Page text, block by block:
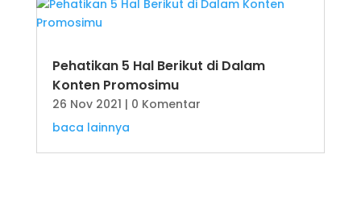
Pehatikan 5 Hal Berikut di Dalam
Konten Promosimu
26 Nov 2021 | 0 Komentar
baca lainnya